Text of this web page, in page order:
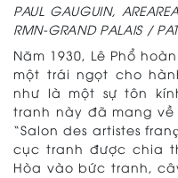
PAUL GAUGUIN,
RMN-GRAND PALAIS /
Năm 1930, Lê Phổ
một trái ngọt cho
như là một sự tôn
tranh này đã mang
“Salon des artistes
cục tranh được chia
Hòa vào bức tranh,